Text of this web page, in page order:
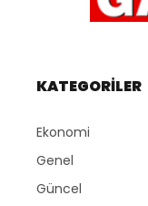
KATEGORİLER
Ekonomi
Genel
Güncel